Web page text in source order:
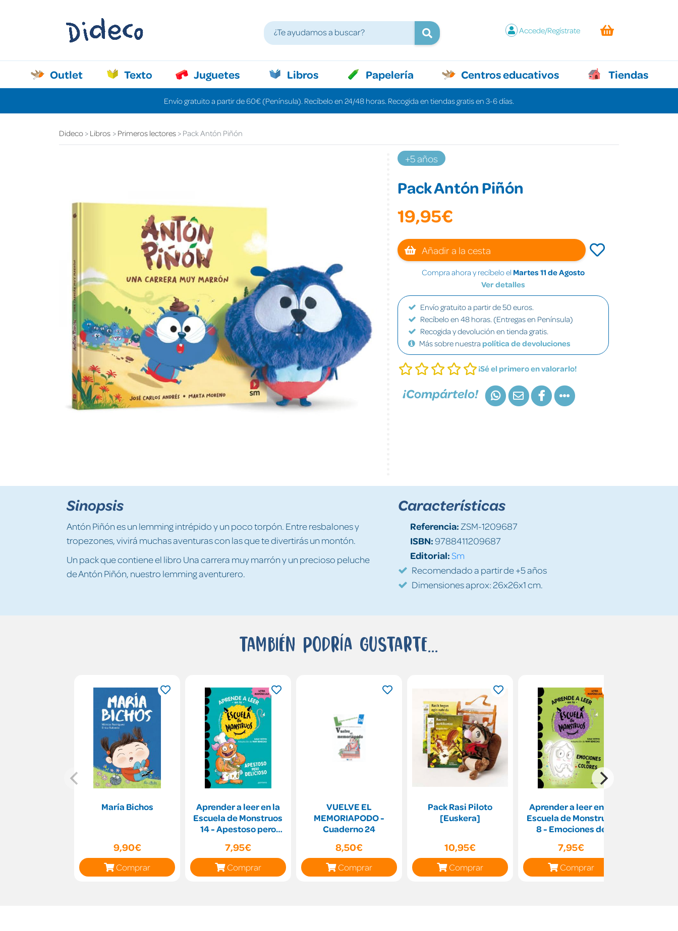
Accede/Regístrate
Outlet Texto Juguetes Libros Papelería Centros educativos Tiendas
Envío gratuito a partir de 60€ (Península). Recíbelo en 24/48 horas. Recogida en tiendas gratis en 3-6 días.
Dideco Libros Primeros lectores Pack Antón Piñón
+5 años
Pack Antón Piñón
19,95€
Añadir a la cesta
Compra ahora y recíbelo el Martes 11 de Agosto
Ver detalles
Envío gratuito a partir de 50 euros.
Recíbelo en 48 horas. (Entregas en Península)
Recogida y devolución en tienda gratis.
Más sobre nuestra política de devoluciones
¡Sé el primero en valorarlo!
¡Compártelo!
Sinopsis
Antón Piñón es un lemming intrépido y un poco torpón. Entre resbalones y
tropezones, vivirá muchas aventuras con las que te divertirás un montón.
Un pack que contiene el libro Una carrera muy marrón y un precioso peluche
de Antón Piñón, nuestro lemming aventurero.
Características
Referencia: ZSM-1209687
ISBN:9788411209687
Editorial:Sm
Recomendado a partir de +5 años
Dimensiones aprox: 26x26x1 cm.
También podría gustarte...
María Bichos
9,90€
Comprar
Aprender a leer en la
Escuela de Monstruos
14 - Apestoso pero
7,95€
Comprar
VUELVE EL
MEMORIAPODO -
Cuaderno 24
8,50€
Comprar
Pack Rasi Piloto
[Euskera]
10,95€
Comprar
Aprender a leer en la
Escuela de Monstruos
8 - Emociones de
7,95€
Comprar